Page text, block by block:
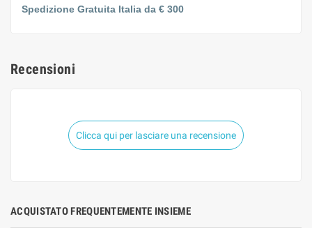
Spedizione Gratuita Italia da € 300
Recensioni
Clicca qui per lasciare una recensione
ACQUISTATO FREQUENTEMENTE INSIEME